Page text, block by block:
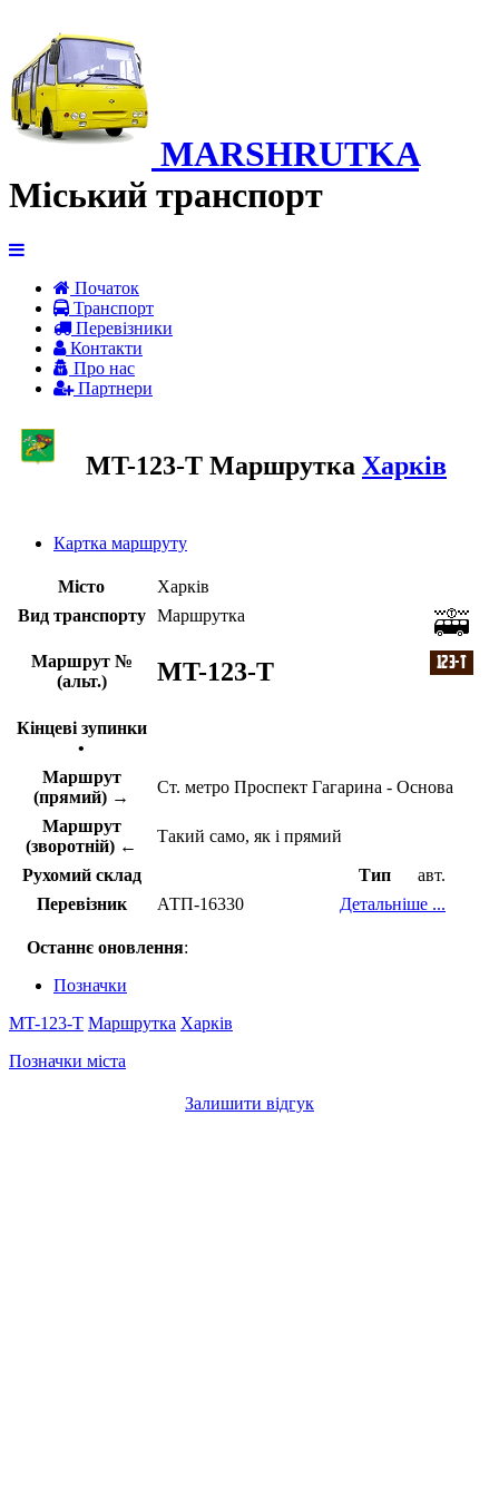
MARSHRUTKA
Міський транспорт
Початок
Транспорт
Перевiзники
Контакти
Про нас
Партнери
MT-123-Т Маршрутка Харків
Картка маршруту
Місто
Харків
Вид транспорту
Маршрутка
Маршрут №
(альт.)
MT-123-Т
Кінцеві зупинки
•
Маршрут
(прямий) →
Ст. метро Проспект Гагарина - Основа
Маршрут
(зворотній) ←
Такий само, як і прямий
Рухомий склад Тип
авт.
Перевізник
АТП-16330 Детальніше ...
Останнє оновлення:
Позначки
MT-123-Т Маршрутка Харків
Позначки міста
Залишити відгук